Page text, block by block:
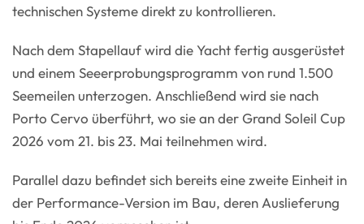
technischen Systeme direkt zu kontrollieren.
Nach dem Stapellauf wird die Yacht fertig ausgerüstet
und einem Seeerprobungsprogramm von rund 1.500
Seemeilen unterzogen. Anschließend wird sie nach
Porto Cervo überführt, wo sie an der Grand Soleil Cup
2026 vom 21. bis 23. Mai teilnehmen wird.
Parallel dazu befindet sich bereits eine zweite Einheit in
der Performance-Version im Bau, deren Auslieferung